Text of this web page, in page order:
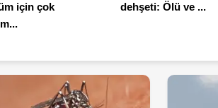
için çok
dehşeti: Ölü ve ...